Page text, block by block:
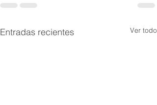
Entradas recientes Ver todo